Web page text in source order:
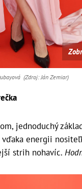
(Zdroj: Ján Zemiar)
jednoduchý
energii
strih nohavíc.